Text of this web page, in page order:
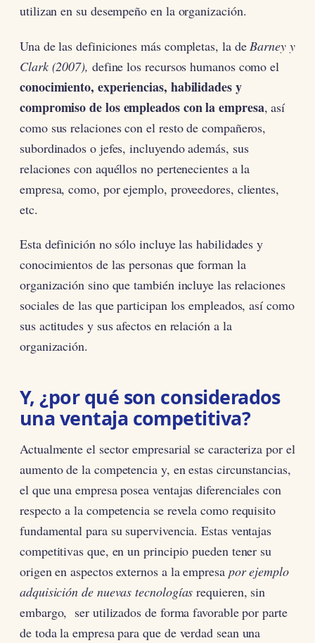
utilizan en su desempeño en la organización.
Una de las definiciones más completas, la de Barney y
Clark (2007), define los recursos humanos como el
conocimiento, experiencias, habilidades y
compromiso de los empleados con la empresa, así
como sus relaciones con el resto de compañeros,
subordinados o jefes, incluyendo además, sus
relaciones con aquéllos no pertenecientes a la
empresa, como, por ejemplo, proveedores, clientes,
etc.
Esta definición no sólo incluye las habilidades y
conocimientos de las personas que forman la
organización sino que también incluye las relaciones
sociales de las que participan los empleados, así como
sus actitudes y sus afectos en relación a la
organización.
Y, ¿por qué son considerados
una ventaja competitiva?
Actualmente el sector empresarial se caracteriza por el
aumento de la competencia y, en estas circunstancias,
el que una empresa posea ventajas diferenciales con
respecto a la competencia se revela como requisito
fundamental para su supervivencia. Estas ventajas
competitivas que, en un principio pueden tener su
origen en aspectos externos a la empresa por ejemplo
adquisición de nuevas tecnologías requieren, sin
embargo, ser utilizados de forma favorable por parte
de toda la empresa para que de verdad sean una